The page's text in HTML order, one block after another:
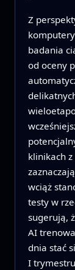
Z
badania
od oceny
klinikach
wciąż
testy w
sugerują,
AI
dnia stać
I